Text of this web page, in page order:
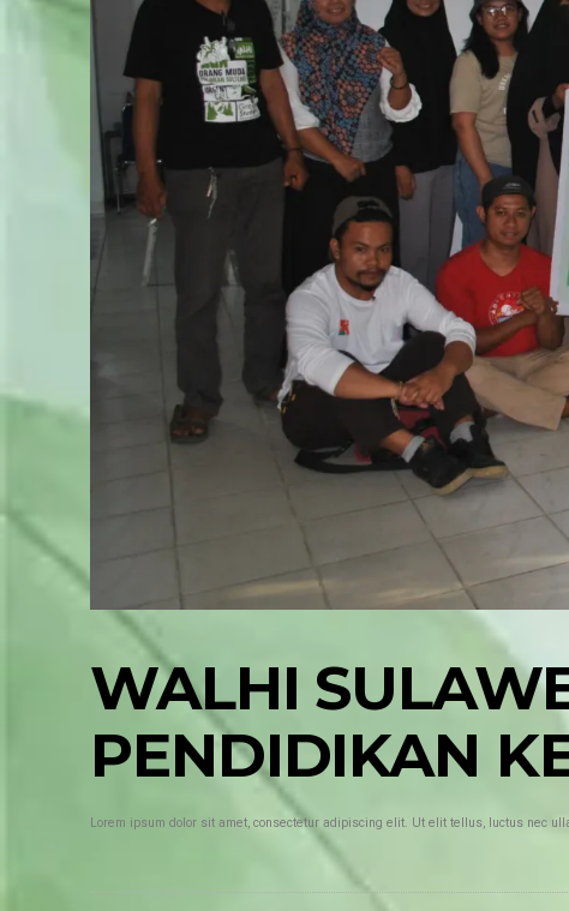
WALHI
PENDIDIKAN
Lorem ipsum dolor sit amet, consectetur adipiscing elit. Ut elit tellus, luctus nec